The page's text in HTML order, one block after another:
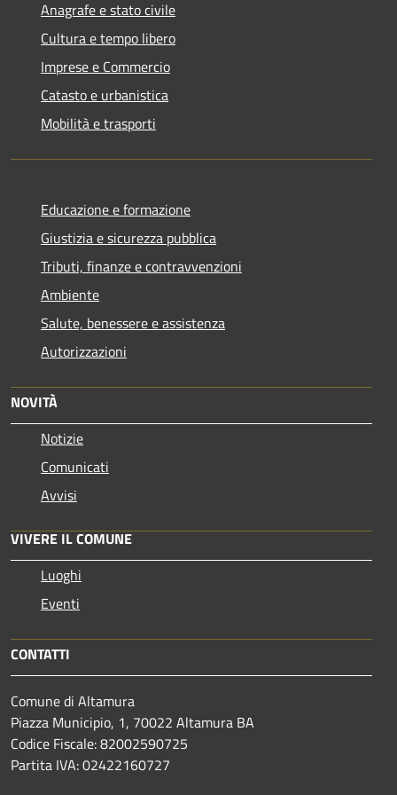
Anagrafe e stato civile
Cultura e tempo libero
Imprese e Commercio
Catasto e urbanistica
Mobilità e trasporti
Educazione e formazione
Giustizia e sicurezza pubblica
Tributi, finanze e contravvenzioni
Ambiente
Salute, benessere e assistenza
Autorizzazioni
NOVITÀ
Notizie
Comunicati
Avvisi
VIVERE IL COMUNE
Luoghi
Eventi
CONTATTI
Comune di Altamura
Piazza Municipio, 1, 70022 Altamura BA
Codice Fiscale: 82002590725
Partita IVA: 02422160727